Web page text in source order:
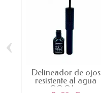
Delineador de ojos
resistente al agua
COOL...
‹